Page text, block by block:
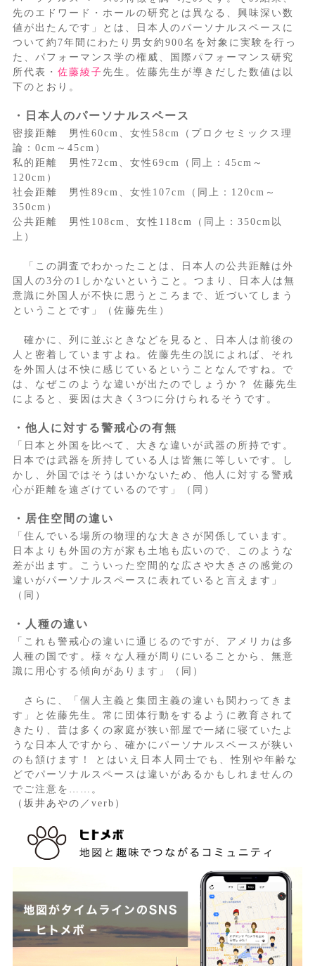
先のエドワード・ホールの研究とは異なる、興味深い数
値が出たんです」とは、日本人のパーソナルスペースに
ついて約7年間にわたり男女約900名を対象に実験を行っ
た、パフォーマンス学の権威、国際パフォーマンス研究
所代表・ 佐藤綾子 先生。佐藤先生が導きだした数値は以
下のとおり。
・日本人のパーソナルスペース
密接距離 男性60cm、女性58cm（プロクセミックス理
論：0cm～45cm）
私的距離 男性72cm、女性69cm（同上：45cm～
120cm）
社会距離 男性89cm、女性107cm（同上：120cm～
350cm）
公共距離 男性108cm、女性118cm（同上：350cm以
上）
「この調査でわかったことは、日本人の公共距離は外
国人の3分の1しかないということ。つまり、日本人は無
意識に外国人が不快に思うところまで、近づいてしまう
ということです」（佐藤先生）
確かに、列に並ぶときなどを見ると、日本人は前後の
人と密着していますよね。佐藤先生の説によれば、それ
を外国人は不快に感じているということなんですね。で
は、なぜこのような違いが出たのでしょうか？ 佐藤先生
によると、要因は大きく3つに分けられるそうです。
・他人に対する警戒心の有無
「日本と外国を比べて、大きな違いが武器の所持です。
日本では武器を所持している人は皆無に等しいです。し
かし、外国ではそうはいかないため、他人に対する警戒
心が距離を遠ざけているのです」（同）
・居住空間の違い
「住んでいる場所の物理的な大きさが関係しています。
日本よりも外国の方が家も土地も広いので、このような
差が出ます。こういった空間的な広さや大きさの感覚の
違いがパーソナルスペースに表れていると言えます」
（同）
・人種の違い
「これも警戒心の違いに通じるのですが、アメリカは多
人種の国です。様々な人種が周りにいることから、無意
識に用心する傾向があります」（同）
さらに、「個人主義と集団主義の違いも関わってきま
す」と佐藤先生。常に団体行動をするように教育されて
きたり、昔は多くの家庭が狭い部屋で一緒に寝ていたよ
うな日本人ですから、確かにパーソナルスペースが狭い
のも頷けます！ とはいえ日本人同士でも、性別や年齢な
どでパーソナルスペースは違いがあるかもしれませんの
でご注意を……。
（坂井あやの／verb）